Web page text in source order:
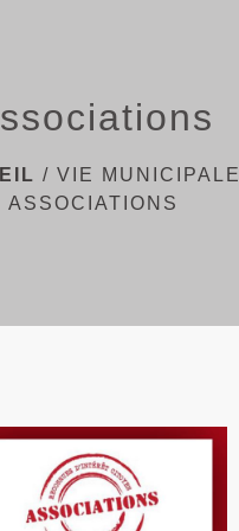
/ VIE MUNICIPALE
ASSOCIATIONS